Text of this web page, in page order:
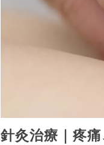
針灸治療｜疼